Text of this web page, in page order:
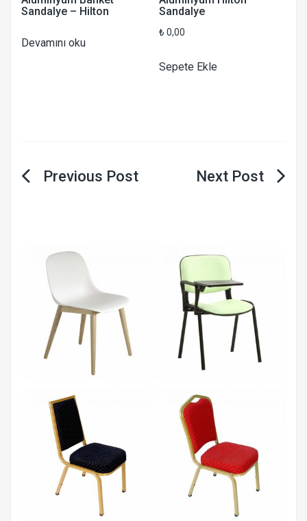
Sandalye – Hilton
Devamını oku
Sandalye
₺ 0,00
Sepete Ekle
Yazı